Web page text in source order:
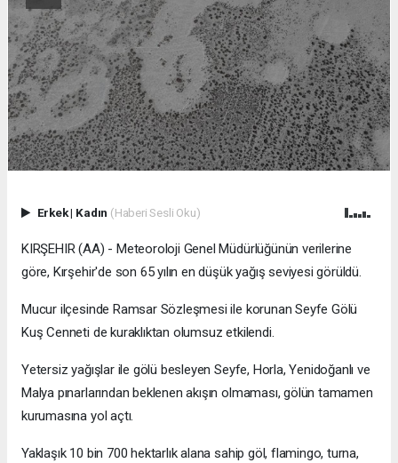
Erkek| Kadın (Haberi Sesli Oku)
KIRŞEHIR (AA) - Meteoroloji Genel Müdürlüğünün verilerine
göre, Kırşehir'de son 65 yılın en düşük yağış seviyesi görüldü.
Mucur ilçesinde Ramsar Sözleşmesi ile korunan Seyfe Gölü
Kuş Cenneti de kuraklıktan olumsuz etkilendi.
Yetersiz yağışlar ile gölü besleyen Seyfe, Horla, Yenidoğanlı ve
Malya pınarlarından beklenen akışın olmaması, gölün tamamen
kurumasına yol açtı.
Yaklaşık 10 bin 700 hektarlık alana sahip göl, flamingo, turna,